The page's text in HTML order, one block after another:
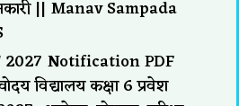
|| Manav Sampada
2027 Notification PDF
विद्यालय कक्षा 6 प्रवेश